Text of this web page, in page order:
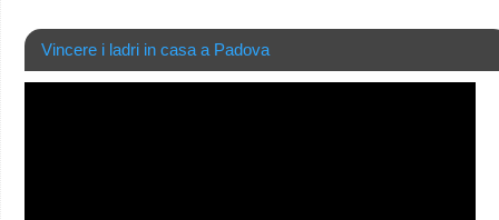
Vincere i ladri in casa a Padova